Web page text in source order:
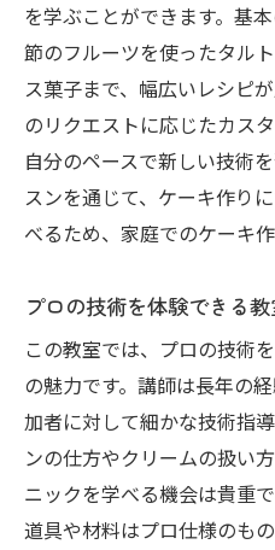
を学ぶことができます。基
節のフルーツを使ったタル
ス菓子まで、幅広いレシピ
のリクエストに応じたカス
自分のペースで新しい技術
スンを通じて、ケーキ作り
べるため、家庭でのケーキ
プロの技術を体験できる
この教室では、プロの技術
の魅力です。講師は長年の
加者に対して細かな技術指
ンの仕方やクリームの扱い
ニックを学べる機会は貴重
道具や材料はプロ仕様のも